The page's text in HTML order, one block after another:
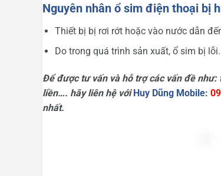
Nguyên nhân ổ sim điện thoại bị
Thiết bị bị rơi rớt hoặc vào nước dẫn
Do trong quá trình sản xuất, ổ sim bị lỗi.
Để được tư vấn và hỗ trợ các vấn đề
liền…. hãy liên hệ với Huy Dũng Mobile:
nhất.